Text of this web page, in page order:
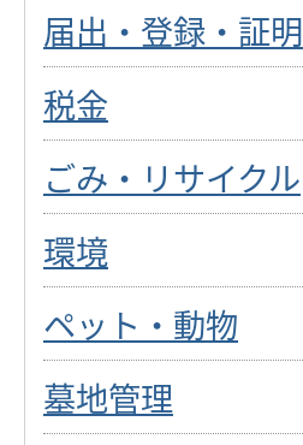
届出・登録・証明
税金
ごみ・リサイクル
環境
ペット・動物
墓地管理